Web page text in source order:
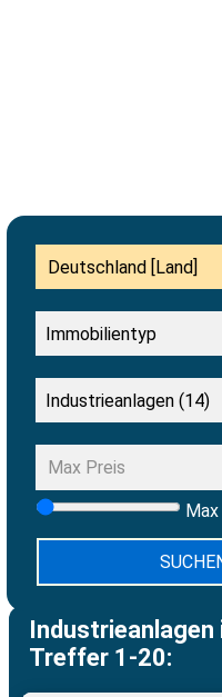
Industrieanlagen
Treffer 1-20: